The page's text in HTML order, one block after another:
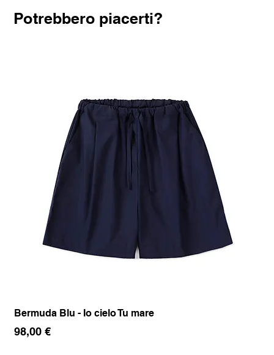
Potrebbero piacerti?
Bermuda Blu - Io cielo Tu mare
Prezzo
98,00 €